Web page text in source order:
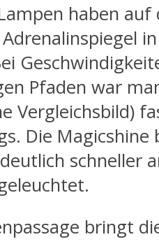
haben auf
Pfaden war
Vergleichsbild)
Die
schneller
bringt